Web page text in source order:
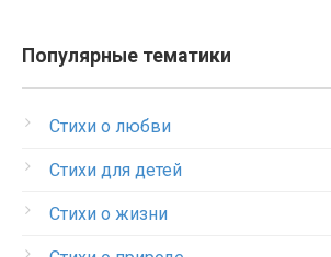
Популярные тематики
Стихи о любви
Стихи для детей
Стихи о жизни